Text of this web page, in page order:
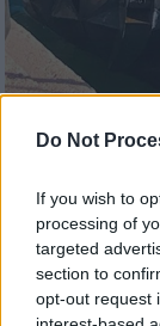
Do Not
If you wish to
processing of
targeted
section to
opt-out request
Νεκρό δελφίνι